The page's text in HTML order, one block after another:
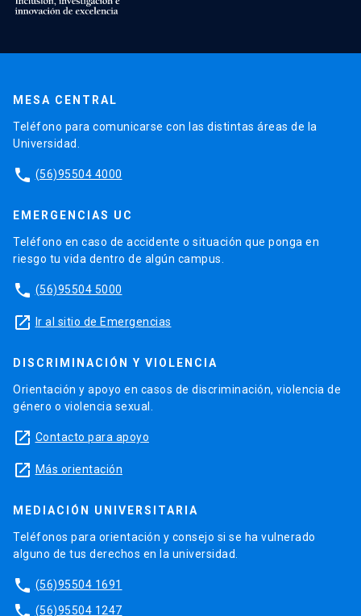
MESA CENTRAL
Teléfono para comunicarse con las distintas áreas de la
Universidad.
phone (56)95504 4000
EMERGENCIAS UC
Teléfono en caso de accidente o situación que ponga en
riesgo tu vida dentro de algún campus.
phone (56)95504 5000
launch Ir al sitio de Emergencias
DISCRIMINACIÓN Y VIOLENCIA
Orientación y apoyo en casos de discriminación, violencia de
género o violencia sexual.
launch Contacto para apoyo
launch Más orientación
MEDIACIÓN UNIVERSITARIA
Teléfonos para orientación y consejo si se ha vulnerado
alguno de tus derechos en la universidad.
phone (56)95504 1691
phone (56)95504 1247